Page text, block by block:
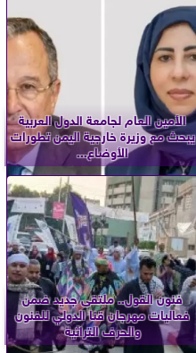
الأمين العام لجامعة الدول العربية
يبحث مع وزيرة خارجية اليمن تطورات
الأوضاع...
فنون القول.. ملتقى جديد ضمن
فعاليات مهرجان قنا الدولي للفنون
والحرف التراثية